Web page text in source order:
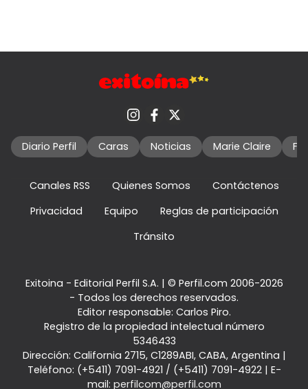
Diario Perfil Caras Noticias Marie Claire
Canales RSS Quienes Somos
Contáctenos
Privacidad
Equipo
Reglas de participación
Tránsito
Exitoina - Editorial Perfil S.A. | © Perfil.com 2006-2026
- Todos los derechos reservados.
Editor responsable: Carlos Piro.
Registro de la propiedad intelectual número
5346433
Dirección: California 2715, C1289ABI, CABA, Argentina |
Teléfono: (+5411) 7091-4921 / (+5411) 7091-4922| E-
mail: perfilcom@perfil.com